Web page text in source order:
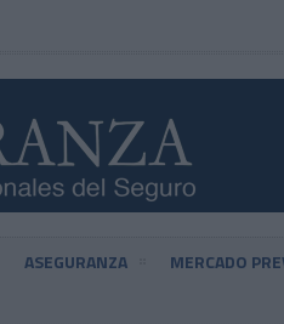
ASEGURANZA MERCADO